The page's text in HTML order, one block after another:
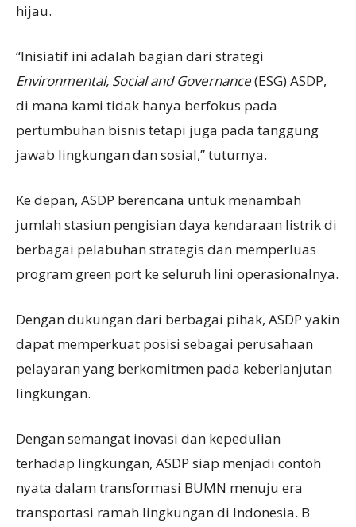
hijau.
“Inisiatif ini adalah bagian dari strategi
Environmental, Social and Governance(ESG) ASDP,
di mana kami tidak hanya berfokus pada
pertumbuhan bisnis tetapi juga pada tanggung
jawab lingkungan dan sosial,” tuturnya.
Ke depan, ASDP berencana untuk menambah
jumlah stasiun pengisian daya kendaraan listrik di
berbagai pelabuhan strategis dan memperluas
program green port ke seluruh lini operasionalnya.
Dengan dukungan dari berbagai pihak, ASDP yakin
dapat memperkuat posisi sebagai perusahaan
pelayaran yang berkomitmen pada keberlanjutan
lingkungan.
Dengan semangat inovasi dan kepedulian
terhadap lingkungan, ASDP siap menjadi contoh
nyata dalam transformasi BUMN menuju era
transportasi ramah lingkungan di Indonesia. B